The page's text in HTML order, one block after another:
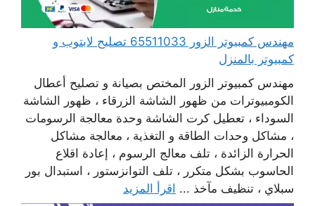
مهندس كمبيوتر الزور 65511033 تصليح لابتوب و
كمبيوتر بالمنزل
مهندس كمبيوتر الزور المختص بصيانة و تصليح أعطال
الكومبيوترات من ظهور الشاشة الزرقاء ، ظهور الشاشة
السوداء ، تعطيل كرت الشاشة وحدة معالجة الرسومات
، مشاكل وحدات الطاقة و التغذية ، معالجة مشاكل
الحرارة الزائدة ، تلف معالج الرسوم ، إعادة اقلاع
الحاسوب بشكل متكرر ، تلف التوانزستور ، استبدال بور
سبلاي ، تنظيف مآخذ ... اقرأ المزيد